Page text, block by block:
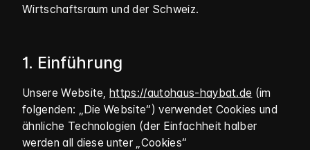
Wirtschaftsraum und der Schweiz.
1. Einführung
Unsere Website,https://autohaus-haybat.de (im
folgenden: „Die Website“) verwendet Cookies und
ähnliche Technologien (der Einfachheit halber
werden all diese unter „Cookies“